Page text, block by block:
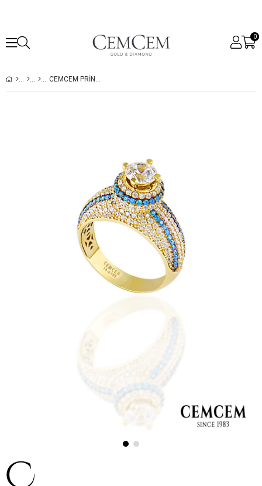
0
CEMCEM PRINCESS VI YÜZÜK